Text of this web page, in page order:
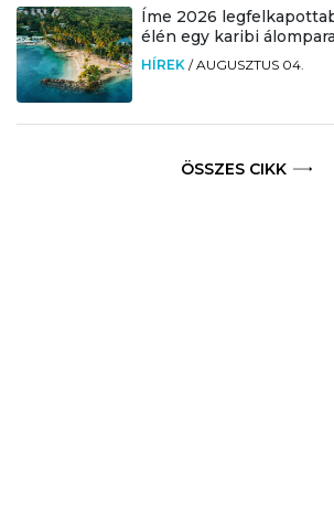
Íme 2026
élén egy karibi
HÍREK /AUGUSZTUS 04.
ÖSSZES CIKK